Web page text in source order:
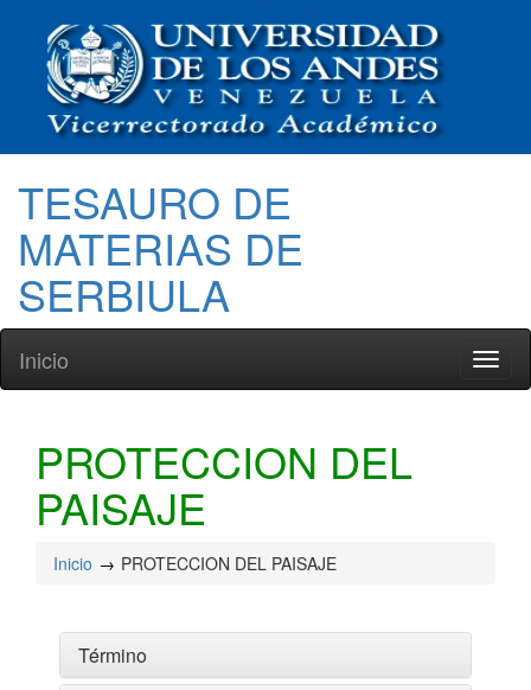
TESAURO DE
MATERIAS DE
SERBIULA
Inicio
PROTECCION DEL
PAISAJE
Inicio PROTECCION DEL PAISAJE
Término